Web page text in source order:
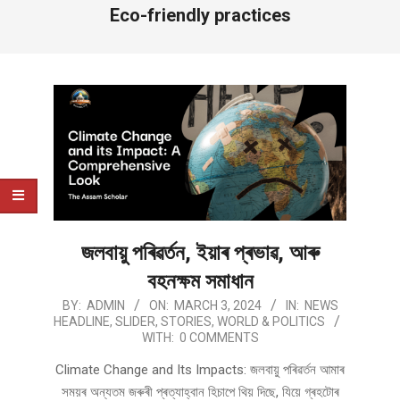
Eco-friendly practices
জলবায়ু পৰিৱৰ্তন, ইয়াৰ প্ৰভাৱ, আৰু
বহনক্ষম সমাধান
2024-
03-
BY: ADMIN ON: MARCH 3, 2024 IN: NEWS
HEADLINE, SLIDER, STORIES, WORLD & POLITICS
WITH: 0 COMMENTS
Climate Change and Its Impacts: জলবায়ু পৰিৱৰ্তন আমাৰ
সময়ৰ অন্যতম জৰুৰী প্ৰত্যাহ্বান হিচাপে থিয় দিছে, যিয়ে গ্ৰহটোৰ